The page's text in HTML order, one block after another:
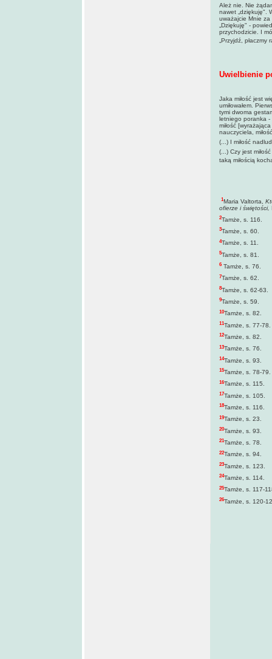
Ależ nie. Nie
nawet „dziękuję".
uważajcie Mnie
„Dziękuję" -
przychodzicie. I
„Przyjdź, płaczmy
Uwielbienie
Jaka miłość jest
umiłowałem.
tymi dwoma
letniego poranka -
miłość
nauczyciela,
(...) I miłość
(...) Czy jest
taką miłością
1Maria Valtorta,
ofierze i świętości,
2Tamże, s. 116.
3Tamże, s. 60.
4Tamże, s. 11.
5Tamże, s. 81.
6 Tamże, s. 76.
7Tamże, s. 62.
8Tamże, s. 62-63.
9Tamże, s. 59.
10Tamże, s. 82.
11Tamże, s. 77-78.
12Tamże, s. 82.
13Tamże, s. 76.
14Tamże, s. 93.
15Tamże, s. 78-79.
16Tamże, s. 115.
17Tamże, s. 105.
18Tamże, s. 116.
19Tamże, s. 23.
20Tamże, s. 93.
21Tamże, s. 78.
22Tamże, s. 94.
23Tamże, s. 123.
24Tamże, s. 114.
25Tamże, s. 117-
26Tamże, s. 120-